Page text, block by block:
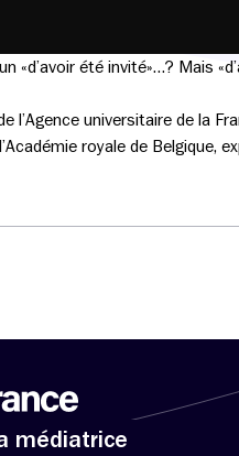
«d’avoir été invité»…? Mais
universitaire de la
royale de Belgique,
médiatrice